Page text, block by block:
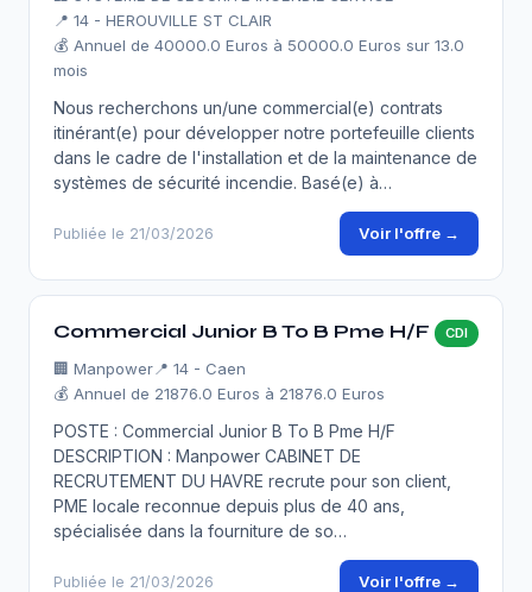
📍 14 - HEROUVILLE ST CLAIR
💰 Annuel de 40000.0 Euros à 50000.0 Euros sur 13.0
mois
Nous recherchons un/une commercial(e) contrats
itinérant(e) pour développer notre portefeuille clients
dans le cadre de l'installation et de la maintenance de
systèmes de sécurité incendie. Basé(e) à…
Publiée le 21/03/2026 Voir l'offre →
Commercial Junior B To B Pme H/F CDI
🏢 Manpower📍 14 - Caen
💰 Annuel de 21876.0 Euros à 21876.0 Euros
POSTE : Commercial Junior B To B Pme H/F
DESCRIPTION : Manpower CABINET DE
RECRUTEMENT DU HAVRE recrute pour son client,
PME locale reconnue depuis plus de 40 ans,
spécialisée dans la fourniture de so…
Publiée le 21/03/2026 Voir l'offre →